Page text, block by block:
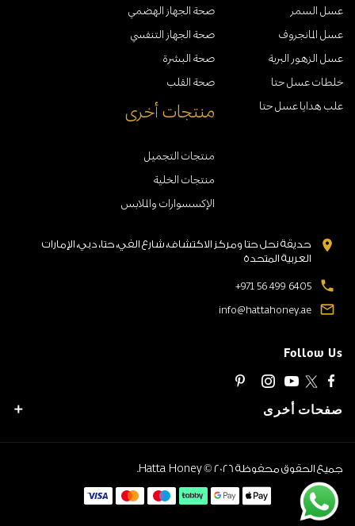
عسل السمر
عسل المانجروف
عسل الزهور البرية
خلطات عسل حتا
علب هدايا عسل حتا
صحة الجهاز الهضمي
صحة الجهاز التنفسي
صحة البشرة
صحة القلب
منتجات أخرى
منتجات التجميل
منتجات الخلية
الإكسسوارات والملابس
location_on
حديقة نحل حتا ومركز الاكتشاف، شارع الفي، حتا، دبي، الإمارات
العربية المتحدة
local_phone
+971 56 499 6405
mail_outline
info@hattahoney.ae
Follow Us
صفحات أخرى
جميع الحقوق محفوظة Hatta Honey© 2026.